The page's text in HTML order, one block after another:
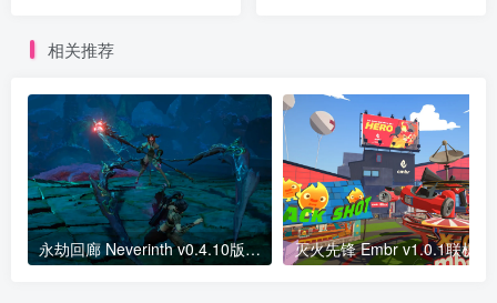
相关推荐
永劫回廊 Neverinth v0.4.10版 官方中文